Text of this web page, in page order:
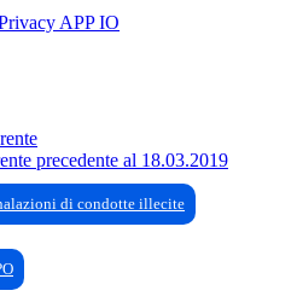
APP IO
precedente al 18.03.2019
di condotte illecite